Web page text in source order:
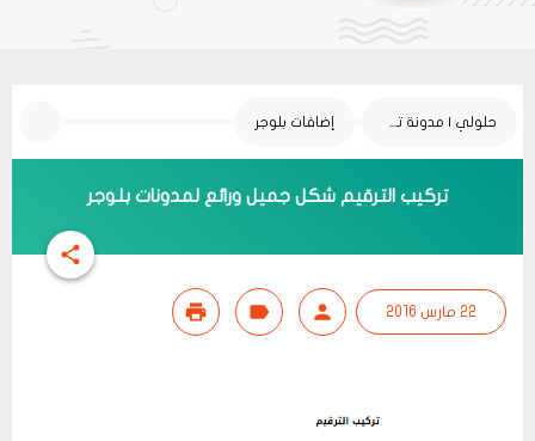
حلولي | مدونة تقنية إضافات بلوجر
تركيب الترقيم شكل جميل ورائع لمدونات بلوجر
22 مارس 2016